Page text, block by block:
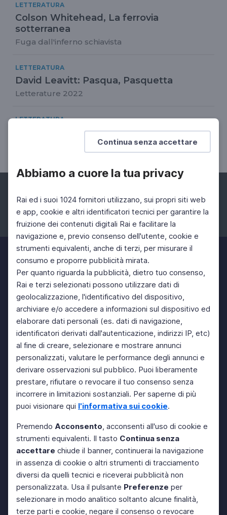
Continua senza accettare
Abbiamo a cuore la tua privacy
Rai ed i suoi 1024 fornitori utilizzano, sui propri siti web
e app, cookie e altri identificatori tecnici per garantire la
fruizione dei contenuti digitali Rai e facilitare la
navigazione e, previo consenso dell'utente, cookie e
strumenti equivalenti, anche di terzi, per misurare il
consumo e proporre pubblicità mirata.
Per quanto riguarda la pubblicità, dietro tuo consenso,
Rai e terzi selezionati possono utilizzare dati di
geolocalizzazione, l'identificativo del dispositivo,
archiviare e/o accedere a informazioni sul dispositivo ed
elaborare dati personali (es. dati di navigazione,
identificatori derivati dall'autenticazione, indirizzi IP, etc)
al fine di creare, selezionare e mostrare annunci
personalizzati, valutare le performance degli annunci e
derivare osservazioni sul pubblico. Puoi liberamente
prestare, rifiutare o revocare il tuo consenso senza
incorrere in limitazioni sostanziali. Per saperne di più
puoi visionare qui l'informativa sui cookie.
Premendo Acconsento, acconsenti all'uso di cookie e
strumenti equivalenti. Il tasto Continua senza
accettare chiude il banner, continuerai la navigazione
in assenza di cookie o altri strumenti di tracciamento
diversi da quelli tecnici e riceverai pubblicità non
personalizzata. Usa il pulsante Preferenze per
selezionare in modo analitico soltanto alcune finalità,
terze parti e cookie, negare il consenso o revocare
LETTERATURA
Colson Whitehead, La ferrovia
sotterranea
Fuga dall'inferno schiavista
LETTERATURA
David Leavitt: Pasqua, Pasquetta
Letterature 2022
LETTERATURA
Letterature 2022
12 Lug 2022 > 21 Lug 2022
Facebook Instagram Twitter